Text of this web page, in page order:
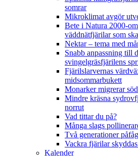
somrar
Mikroklimat avgör
Bete i Natura 2000-
väddnätfjärilar som
Nektar – tema med
Snabb anpassning till
svingelgräsfjärilens
Fjärilslarvernas
midsommarbukett
Monarker migrerar
Mindre kräsna
norrut
Vad tittar du på?
Många slags
Två generationer
Vackra fjärilar
Kalender